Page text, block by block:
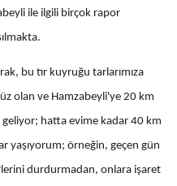
ile ilgili birçok rapor
bu tır kuyruğu tarlarımıza
olan ve Hamzabeyli'ye 20 km
hatta evime kadar 40 km
yaşıyorum; örneğin, geçen gün
durdurmadan, onlara işaret